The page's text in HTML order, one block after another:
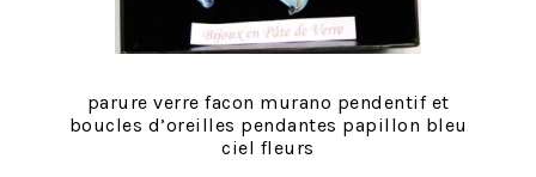
parure verre facon murano pendentif et
boucles d’oreilles pendantes papillon bleu
ciel fleurs